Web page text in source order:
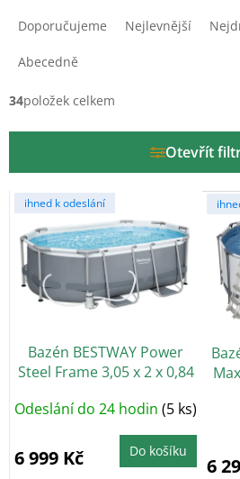
í
k
Doporučujeme Nejlevnější
Abecedně
34položek celkem
Otevřít
V
ý
u
k
ihned k odeslání
Bazén BESTWAY Power
Steel Frame 3,05 x 2 x 0,84
Odeslání do 24 hodin (5 ks)
6 999 Kč Do košíku
6